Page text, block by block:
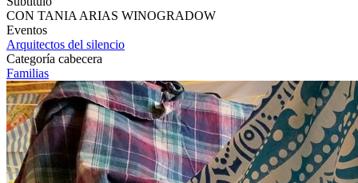
Subtítulo
CON TANIA ARIAS WINOGRADOW
Eventos
Arquitectos del silencio
Categoría cabecera
Familias